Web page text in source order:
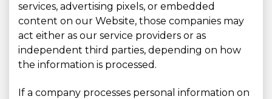
services, advertising pixels, or embedded
content on our Website, those companies may
act either as our service providers or as
independent third parties, depending on how
the information is processed.
If a company processes personal information on